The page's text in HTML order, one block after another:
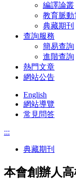
編譯論叢
教育脈動
典藏期刊
查詢服務
簡易查詢
進階查詢
熱門文章
網站公告
English
網站導覽
常見問答
:::
典藏期刊
本會創辦人